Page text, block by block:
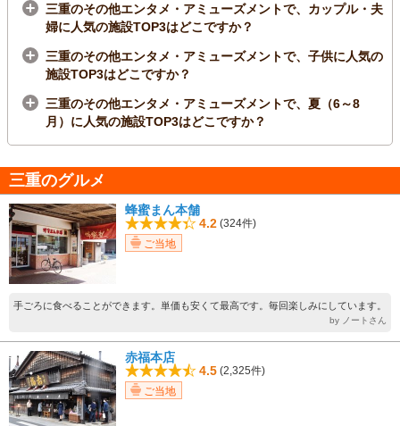
三重のその他エンタメ・アミューズメントで、カップル・夫
婦に人気の施設TOP3はどこですか？
三重のその他エンタメ・アミューズメントで、子供に人気の
施設TOP3はどこですか？
三重のその他エンタメ・アミューズメントで、夏（6～8
月）に人気の施設TOP3はどこですか？
三重のグルメ
蜂蜜まん本舗
4.2 (324件)
ご当地
手ごろに食べることができます。単価も安くて最高です。毎回楽しみにしています。
by ノートさん
赤福本店
4.5 (2,325件)
ご当地